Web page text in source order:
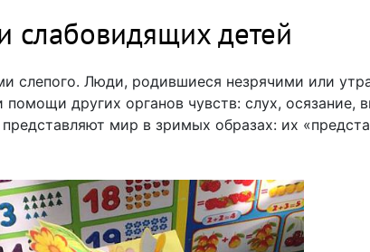
слабовидящих детей
слепого. Люди, родившиеся незрячими или
других органов чувств: слух, осязание,
мир в зримых образах: их